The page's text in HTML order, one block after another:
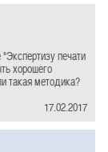
печати
хорошего
такая методика?
17.02.2017